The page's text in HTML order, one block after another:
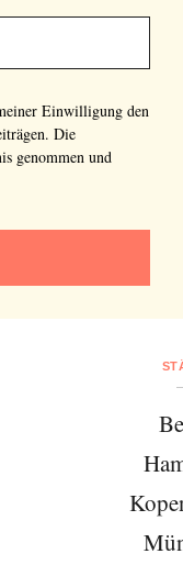
Einwilligung den
Die
genommen und